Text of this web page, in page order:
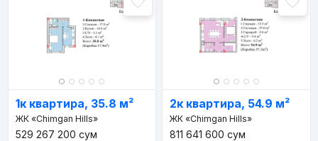
1к квартира, 35.8 м²
ЖК «Chimgan Hills»
529 267 200 сум
2к квартира, 54.9 м²
ЖК «Chimgan Hills»
811 641 600 сум